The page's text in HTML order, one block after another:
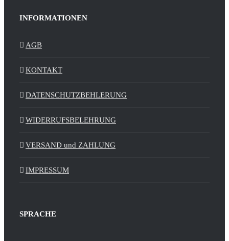
INFORMATIONEN
AGB
KONTAKT
DATENSCHUTZBEHLERUNG
WIDERRUFSBELEHRUNG
VERSAND und ZAHLUNG
IMPRESSUM
SPRACHE